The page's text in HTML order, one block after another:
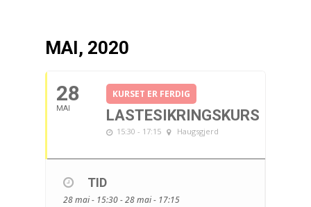
MAI, 2020
28
MAI
KURSET ER FERDIG
LASTESIKRINGSKURS
15:30 - 17:15 Haugsgjerd
TID
28 mai - 15:30 - 28 mai - 17:15